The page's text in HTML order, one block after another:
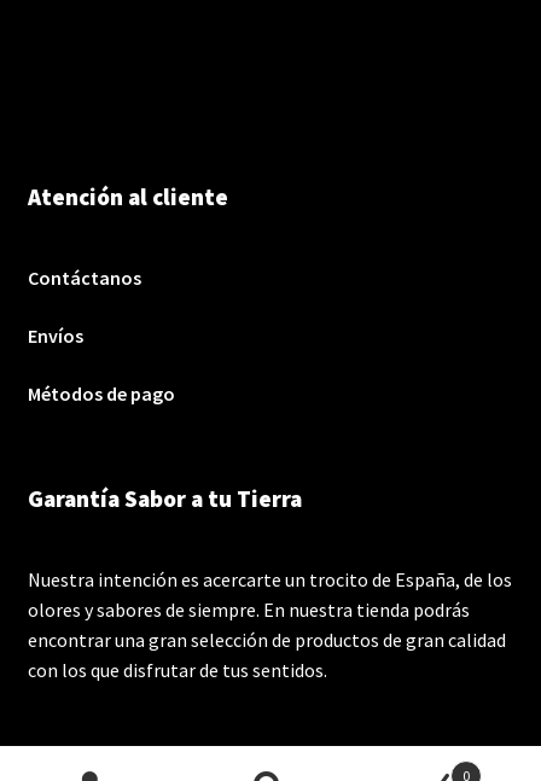
Atención al cliente
Contáctanos
Envíos
Métodos de pago
Garantía Sabor a tu Tierra
Nuestra intención es acercarte un trocito de España, de los
olores y sabores de siempre. En nuestra tienda podrás
encontrar una gran selección de productos de gran calidad
con los que disfrutar de tus sentidos.
0